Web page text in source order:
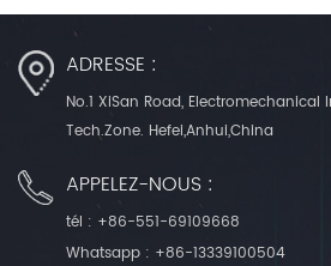
ADRESSE :
No.1 XiSan Road, Electromechanical
Tech.Zone. Hefei,Anhui,China
APPELEZ-NOUS :
tél : +86-551-69109668
Whatsapp : +86-13339100504